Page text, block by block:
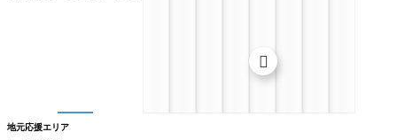
地元応援エリア
